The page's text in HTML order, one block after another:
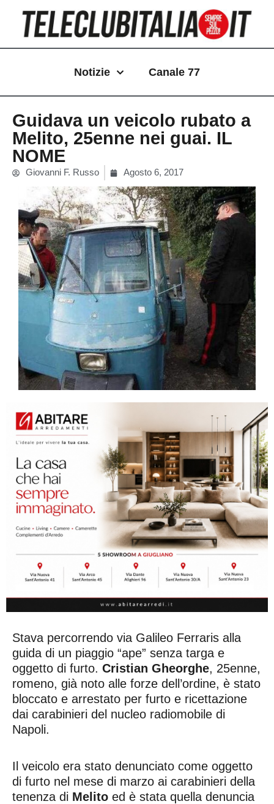
contenuto
Notizie Canale 77
Guidava un veicolo rubato a
Melito, 25enne nei guai. IL
NOME
Giovanni F. Russo Agosto 6, 2017
Stava percorrendo via Galileo Ferraris alla
guida di un piaggio “ape” senza targa e
oggetto di furto. Cristian Gheorghe, 25enne,
romeno, già noto alle forze dell’ordine, è stato
bloccato e arrestato per furto e ricettazione
dai carabinieri del nucleo radiomobile di
Napoli.
Il veicolo era stato denunciato come oggetto
di furto nel mese di marzo ai carabinieri della
tenenza di Melito ed è stata quella denuncia